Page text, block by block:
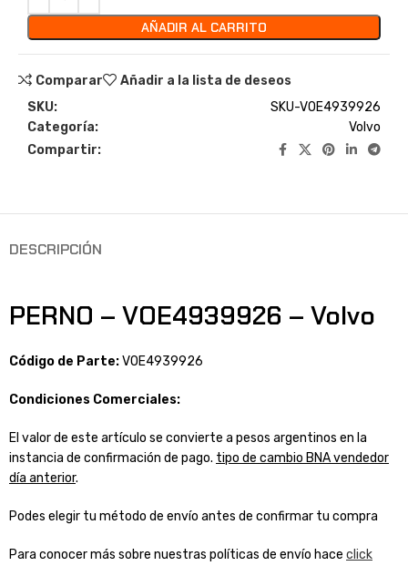
AÑADIR AL CARRITO
Comparar
Añadir a la lista de deseos
SKU:
SKU-VOE4939926
Categoría:
Volvo
Compartir:
DESCRIPCIÓN
PERNO – VOE4939926 – Volvo
Código de Parte:VOE4939926
Condiciones Comerciales:
El valor de este artículo se convierte a pesos argentinos en la
instancia de confirmación de pago. tipo de cambio BNA vendedor
día anterior.
Podes elegir tu método de envío antes de confirmar tu compra
Para conocer más sobre nuestras políticas de envío hace click